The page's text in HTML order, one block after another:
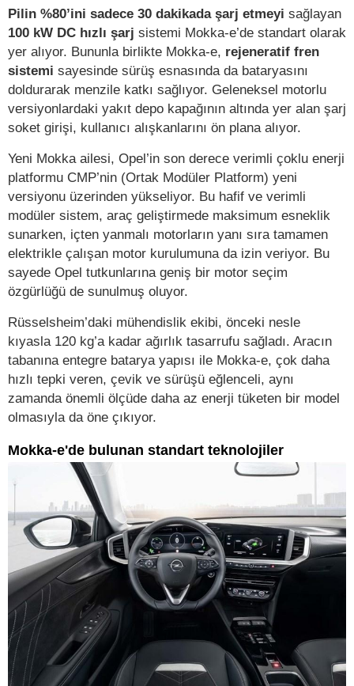
Pilin %80’ini sadece 30 dakikada şarj etmeyi sağlayan
100 kW DC hızlı şarj sistemi Mokka-e’de standart olarak
yer alıyor. Bununla birlikte Mokka-e, rejeneratif fren
sistemi sayesinde sürüş esnasında da bataryasını
doldurarak menzile katkı sağlıyor. Geleneksel motorlu
versiyonlardaki yakıt depo kapağının altında yer alan şarj
soket girişi, kullanıcı alışkanlarını ön plana alıyor.
Yeni Mokka ailesi, Opel’in son derece verimli çoklu enerji
platformu CMP’nin (Ortak Modüler Platform) yeni
versiyonu üzerinden yükseliyor. Bu hafif ve verimli
modüler sistem, araç geliştirmede maksimum esneklik
sunarken, içten yanmalı motorların yanı sıra tamamen
elektrikle çalışan motor kurulumuna da izin veriyor. Bu
sayede Opel tutkunlarına geniş bir motor seçim
özgürlüğü de sunulmuş oluyor.
Rüsselsheim’daki mühendislik ekibi, önceki nesle
kıyasla 120 kg’a kadar ağırlık tasarrufu sağladı. Aracın
tabanına entegre batarya yapısı ile Mokka-e, çok daha
hızlı tepki veren, çevik ve sürüşü eğlenceli, aynı
zamanda önemli ölçüde daha az enerji tüketen bir model
olmasıyla da öne çıkıyor.
Mokka-e'de bulunan standart teknolojiler